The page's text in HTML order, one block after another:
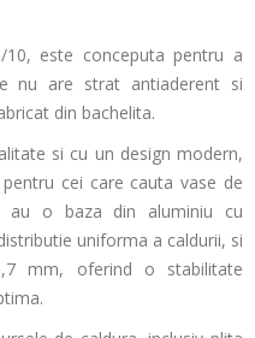
este conceputa pentru a
nu are strat antiaderent si
din bachelita.
si cu un design modern,
cei care cauta vase de
au o baza din aluminiu cu
uniforma a caldurii, si
mm, oferind o stabilitate